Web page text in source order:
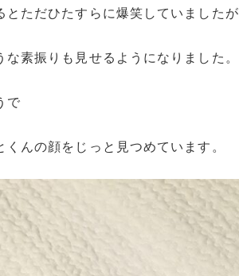
ただひたすらに爆笑していましたが
素振りも見せるようになりました。
で
んの顔をじっと見つめています。